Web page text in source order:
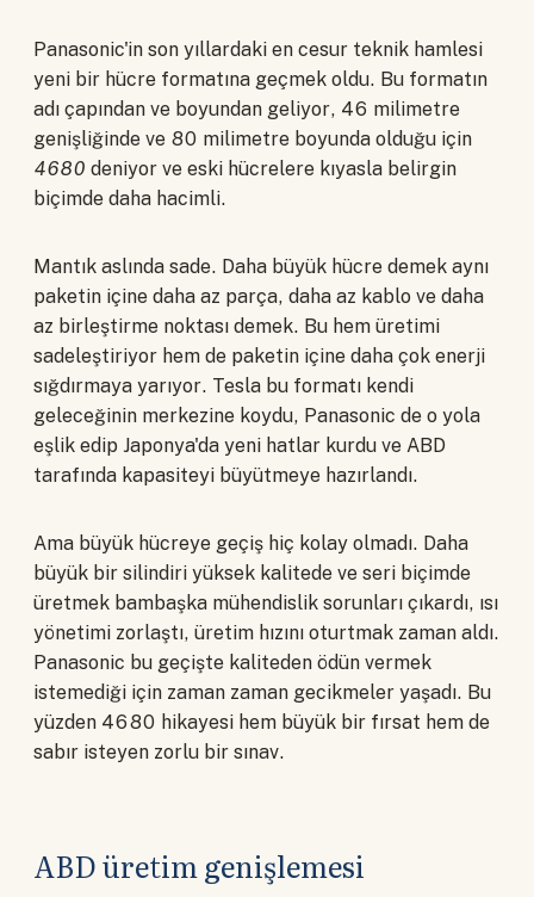
Panasonic'in son yıllardaki en cesur teknik hamlesi
yeni bir hücre formatına geçmek oldu. Bu formatın
adı çapından ve boyundan geliyor, 46 milimetre
genişliğinde ve 80 milimetre boyunda olduğu için
4680 deniyor ve eski hücrelere kıyasla belirgin
biçimde daha hacimli.
Mantık aslında sade. Daha büyük hücre demek aynı
paketin içine daha az parça, daha az kablo ve daha
az birleştirme noktası demek. Bu hem üretimi
sadeleştiriyor hem de paketin içine daha çok enerji
sığdırmaya yarıyor. Tesla bu formatı kendi
geleceğinin merkezine koydu, Panasonic de o yola
eşlik edip Japonya'da yeni hatlar kurdu ve ABD
tarafında kapasiteyi büyütmeye hazırlandı.
Ama büyük hücreye geçiş hiç kolay olmadı. Daha
büyük bir silindiri yüksek kalitede ve seri biçimde
üretmek bambaşka mühendislik sorunları çıkardı, ısı
yönetimi zorlaştı, üretim hızını oturtmak zaman aldı.
Panasonic bu geçişte kaliteden ödün vermek
istemediği için zaman zaman gecikmeler yaşadı. Bu
yüzden 4680 hikayesi hem büyük bir fırsat hem de
sabır isteyen zorlu bir sınav.
ABD üretim genişlemesi